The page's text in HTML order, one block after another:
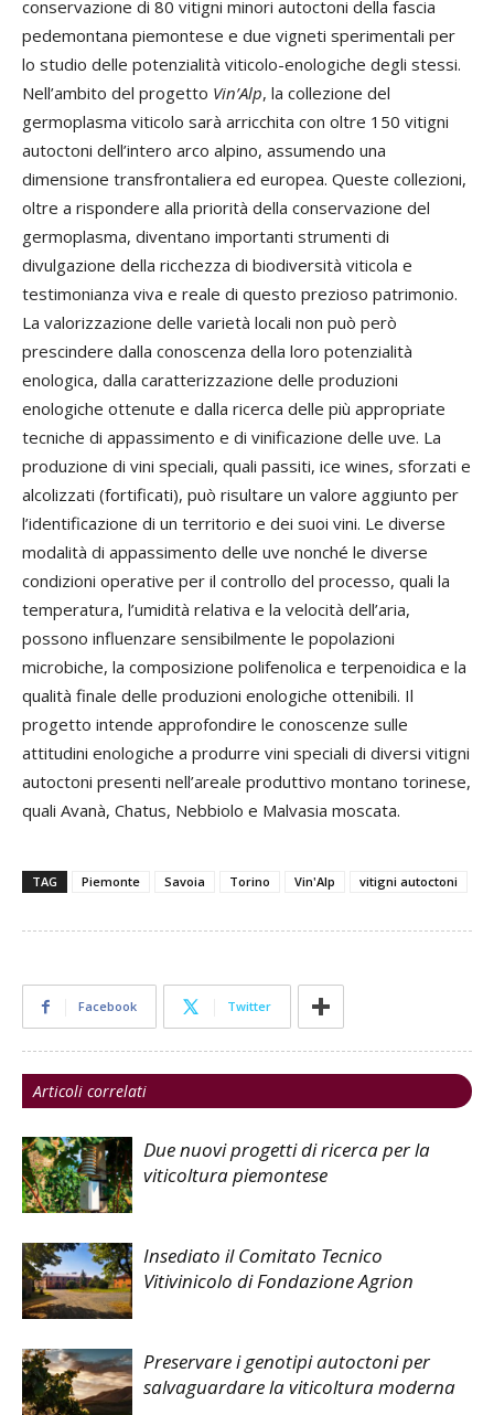
conservazione di 80 vitigni minori autoctoni della fascia
pedemontana piemontese e due vigneti sperimentali per
lo studio delle potenzialità viticolo-enologiche degli stessi.
Nell’ambito del progetto Vin’Alp, la collezione del
germoplasma viticolo sarà arricchita con oltre 150 vitigni
autoctoni dell’intero arco alpino, assumendo una
dimensione transfrontaliera ed europea. Queste collezioni,
oltre a rispondere alla priorità della conservazione del
germoplasma, diventano importanti strumenti di
divulgazione della ricchezza di biodiversità viticola e
testimonianza viva e reale di questo prezioso patrimonio.
La valorizzazione delle varietà locali non può però
prescindere dalla conoscenza della loro potenzialità
enologica, dalla caratterizzazione delle produzioni
enologiche ottenute e dalla ricerca delle più appropriate
tecniche di appassimento e di vinificazione delle uve. La
produzione di vini speciali, quali passiti, ice wines, sforzati e
alcolizzati (fortificati), può risultare un valore aggiunto per
l’identificazione di un territorio e dei suoi vini. Le diverse
modalità di appassimento delle uve nonché le diverse
condizioni operative per il controllo del processo, quali la
temperatura, l’umidità relativa e la velocità dell’aria,
possono influenzare sensibilmente le popolazioni
microbiche, la composizione polifenolica e terpenoidica e la
qualità finale delle produzioni enologiche ottenibili. Il
progetto intende approfondire le conoscenze sulle
attitudini enologiche a produrre vini speciali di diversi vitigni
autoctoni presenti nell’areale produttivo montano torinese,
quali Avanà, Chatus, Nebbiolo e Malvasia moscata.
TAG Piemonte Savoia Torino Vin'Alp vitigni autoctoni
Facebook Twitter
Articoli correlati
Due nuovi progetti di ricerca per la
viticoltura piemontese
Insediato il Comitato Tecnico
Vitivinicolo di Fondazione Agrion
Preservare i genotipi autoctoni per
salvaguardare la viticoltura moderna